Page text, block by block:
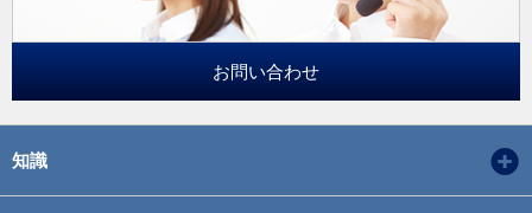
お問い合わせ
知識